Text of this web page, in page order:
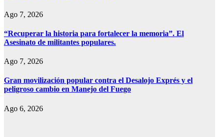
Ago 7, 2026
“Recuperar la historia para fortalecer la memoria”. El
Asesinato de militantes populares.
Ago 7, 2026
Gran movilización popular contra el Desalojo Exprés y el
peligroso cambio en Manejo del Fuego
Ago 6, 2026